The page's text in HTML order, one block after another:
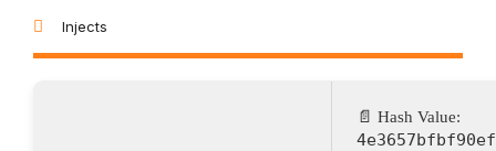
Injects
📄 Hash Value: